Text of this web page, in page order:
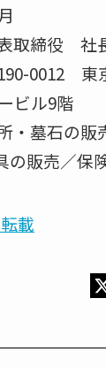
取締役
0012 東
ビル9階
・墓石の販
の販売／保
載